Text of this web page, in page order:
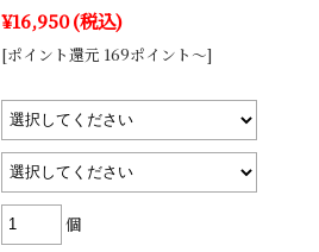
¥16,950(税込)
[ポイント還元 169ポイント～]
個